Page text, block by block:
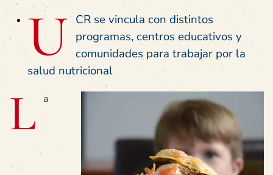
U CR se vincula con distintos
programas, centros educativos y
comunidades para trabajar por la
salud nutricional
L a